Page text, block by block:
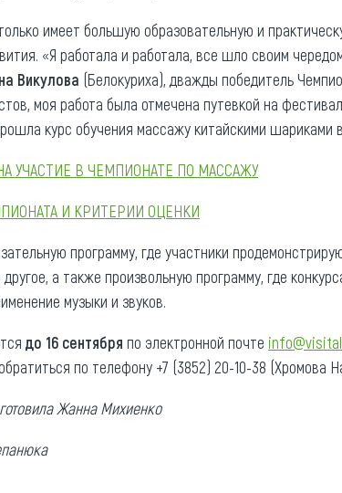
имеет большую образовательную и
«Я работала и работала, все шло своим
Викулова (Белокуриха), дважды победитель
моя работа была отмечена путевкой на
курс обучения массажу китайскими шариками
УЧАСТИЕ В ЧЕМПИОНАТЕ ПО МАССАЖУ
И КРИТЕРИИ ОЦЕНКИ
программу, где участники
а также произвольную программу, где
музыки и звуков.
до 16 сентября по электронной почте
по телефону +7 (3852) 20-10-38 (Хромова
Жанна Михиенко